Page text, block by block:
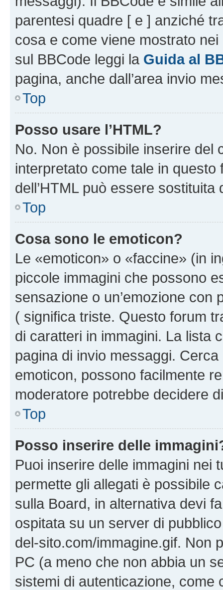
parentesi quadre [ e ] anziché
cosa e come viene mostrato
sul BBCode leggi la Guida al
pagina, anche dall’area invio
Top
Posso usare l’HTML?
No. Non è possibile inserire del
interpretato come tale in
dell’HTML può essere sostituita
Top
Cosa sono le emoticon?
Le «emoticon» o «faccine» (in
piccole immagini che possono
sensazione o un’emozione
( significa triste. Questo forum
di caratteri in immagini. La lista
pagina di invio messaggi.
emoticon, possono facilmente
moderatore potrebbe decidere
Top
Posso inserire delle
Puoi inserire delle immagini nei
permette gli allegati è possibile
sulla Board, in alternativa devi
ospitata su un server di
del-sito.com/immagine.gif. Non
PC (a meno che non abbia un
sistemi di autenticazione, come